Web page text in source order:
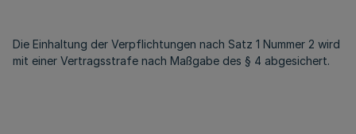
Die Einhaltung der Verpflichtungen nach Satz 1 Nummer 2 wird
mit einer Vertragsstrafe nach Maßgabe des § 4 abgesichert.